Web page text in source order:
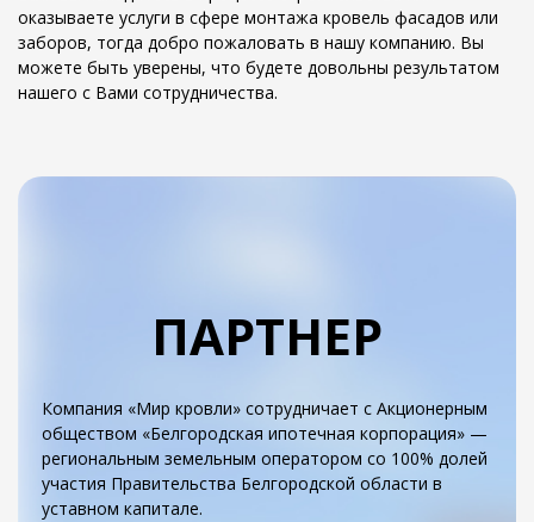
оказываете услуги в сфере монтажа кровель фасадов или
заборов, тогда добро пожаловать в нашу компанию. Вы
можете быть уверены, что будете довольны результатом
нашего с Вами сотрудничества.
ПАРТНЕР
Компания «Мир кровли» сотрудничает с Акционерным
обществом «Белгородская ипотечная корпорация» —
региональным земельным оператором со 100% долей
участия Правительства Белгородской области в
уставном капитале.